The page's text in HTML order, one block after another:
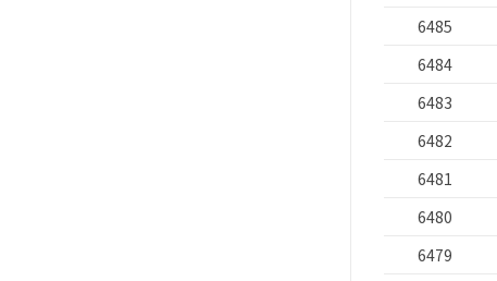
6485
6484
6483
6482
6481
6480
6479